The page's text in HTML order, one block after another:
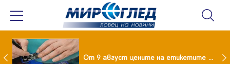
Проект за изграждане на 13-етажна "мегаджамия" разгневи жителите на Лондон От 9 август цените на етикетите само в евро